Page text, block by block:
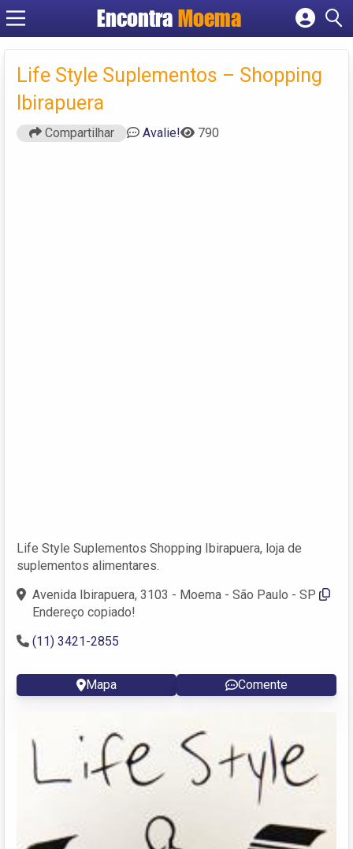
Encontra Moema
Criar conta
Life Style Suplementos – Shopping
Ibirapuera
Compartilhar Avalie! 790
Life Style Suplementos Shopping Ibirapuera, loja de
suplementos alimentares.
Avenida Ibirapuera, 3103 - Moema - São Paulo - SP
Endereço copiado!
(11) 3421-2855
Mapa Comente